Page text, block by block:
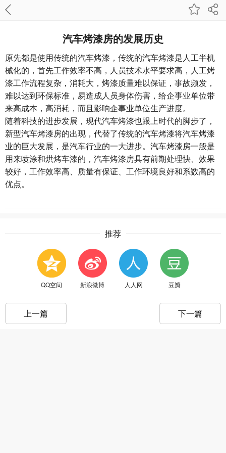
汽车烤漆房的发展历史
原先都是使用传统的汽车烤漆，传统的汽车烤漆是人工半机
械化的，首先工作效率不高，人员技术水平要求高，人工烤
漆工作流程复杂，消耗大，烤漆质量难以保证，事故频发，
难以达到环保标准，易造成人员身体伤害，给企事业单位带
来高成本，高消耗，而且影响企事业单位生产进度。
随着科技的进步发展，现代汽车烤漆也跟上时代的脚步了，
新型汽车烤漆房的出现，代替了传统的汽车烤漆将汽车烤漆
业的巨大发展，是汽车行业的一大进步。汽车烤漆房一般是
用来喷涂和烘烤车漆的，汽车烤漆房具有前期处理快、效果
较好，工作效率高、质量有保证、工作环境良好和系数高的
优点。
推荐
QQ空间 新浪微博 人人网 豆瓣
上一篇 下一篇